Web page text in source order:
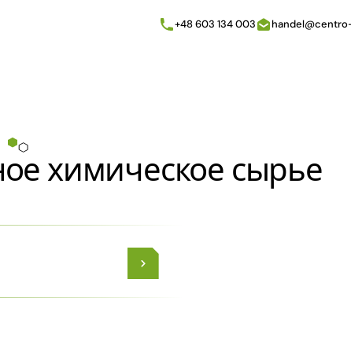
+48 603 134 003
химическое сырье